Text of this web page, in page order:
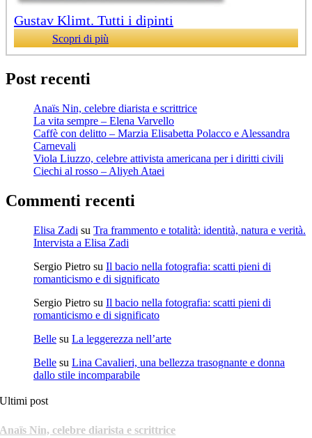
Gustav Klimt. Tutti i dipinti
Scopri di più
Post recenti
Anaïs Nin, celebre diarista e scrittrice
La vita sempre – Elena Varvello
Caffè con delitto – Marzia Elisabetta Polacco e Alessandra
Carnevali
Viola Liuzzo, celebre attivista americana per i diritti civili
Ciechi al rosso – Aliyeh Ataei
Commenti recenti
Elisa Zadi su Tra frammento e totalità: identità, natura e verità.
Intervista a Elisa Zadi
Sergio Pietro su Il bacio nella fotografia: scatti pieni di
romanticismo e di significato
Sergio Pietro su Il bacio nella fotografia: scatti pieni di
romanticismo e di significato
Belle su La leggerezza nell’arte
Belle su Lina Cavalieri, una bellezza trasognante e donna
dallo stile incomparabile
Ultimi post
Anaïs Nin, celebre diarista e scrittrice